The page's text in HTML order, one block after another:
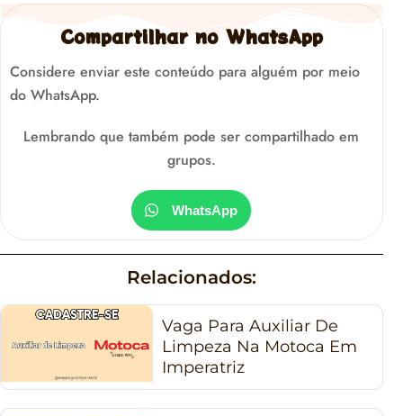
Compartilhar no WhatsApp
Considere enviar este conteúdo para alguém por meio
do WhatsApp.
Lembrando que também pode ser compartilhado em
grupos.
WhatsApp
Relacionados:
Vaga Para Auxiliar De
Limpeza Na Motoca Em
Imperatriz